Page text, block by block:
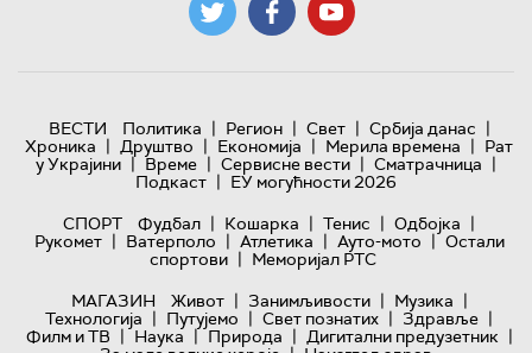
ВЕСТИ Политика | Регион | Свет | Србија данас |
Хроника | Друштво | Економија | Мерила времена | Рат
у Украјини | Време | Сервисне вести | Сматрачница |
Подкаст | ЕУ могућности 2026
СПОРТ
Фудбал | Кошарка | Тенис | Одбојка |
Рукомет | Ватерполо | Атлетика | Ауто-мото | Остали
спортови | Меморијал РТС
МАГАЗИН
Живот | Занимљивости | Музика |
Технологијa | Путујемо | Свет познатих | Здравље |
Филм и ТВ | Наука | Природа | Дигитални предузетник |